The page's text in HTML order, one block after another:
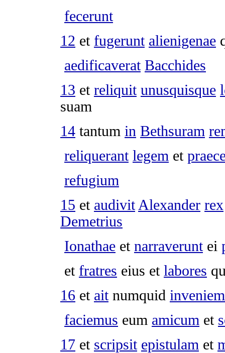
fecerunt
12 et fugerunt alienigenae
aedificaverat Bacchides
13 et reliquit unusquisque
suam
14 tantum in Bethsuram
reliquerant legem et
refugium
15 et audivit Alexander rex
Demetrius
Ionathae et narraveruntei
et fratres eius et labores
16 et aitnumquid
faciemus eum amicum et
17 et scripsit epistulam et